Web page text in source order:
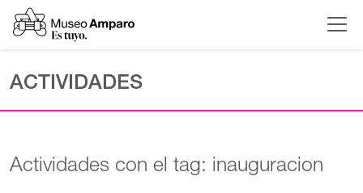
ACTIVIDADES
Actividades con el tag: inauguracion